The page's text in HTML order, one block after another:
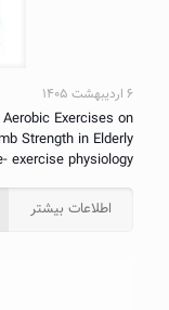
۶ اردیبهشت ۱۴۰۵
Exercises on
Strength in Elderly
exercise physiology
اطلاعات بیشتر